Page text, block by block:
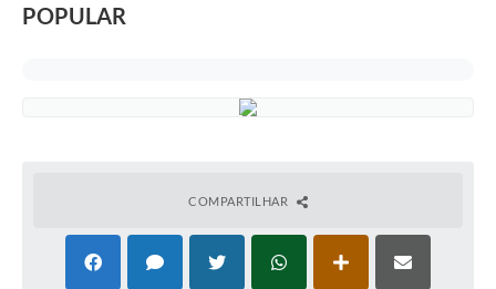
Galeria de Fotos
POPULAR
COMPARTILHAR